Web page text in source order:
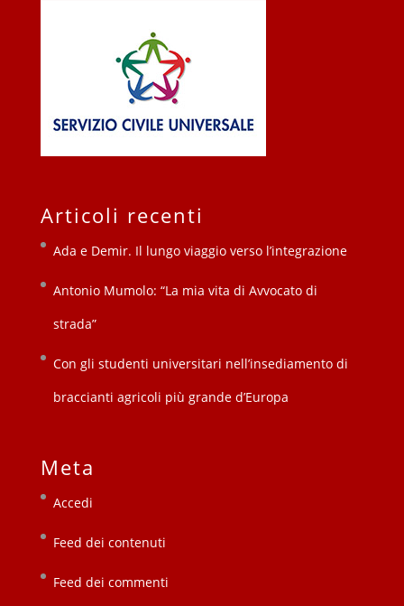
Articoli recenti
Ada e Demir. Il lungo viaggio verso l’integrazione
Antonio Mumolo: “La mia vita di Avvocato di
strada”
Con gli studenti universitari nell’insediamento di
braccianti agricoli più grande d’Europa
Meta
Accedi
Feed dei contenuti
Feed dei commenti